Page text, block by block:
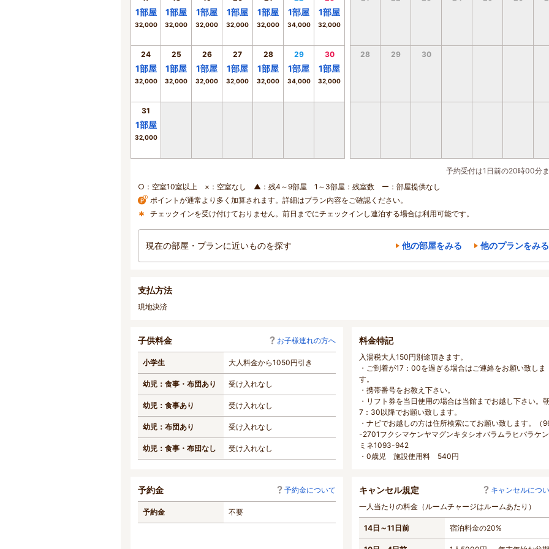
1部屋
32,000
1部屋
32,000
1部屋
32,000
1部屋
32,000
1部屋
32,000
1部屋
34,000
1部屋
32,000
24
1部屋
32,000
25
1部屋
32,000
26
1部屋
32,000
27
1部屋
32,000
28
1部屋
32,000
29
1部屋
34,000
30
1部屋
32,000
31
1部屋
32,000
28 29 30
予約受付は1日前の20時00分
○：空室10室以上 ×：空室なし ▲：残4～9部屋 1～3部屋：残室数 ー：部屋提供なし
ポイントが通常より多く加算されます。詳細はプラン内容をご確認ください。
チェックインを受け付けておりません。前日までにチェックインし連泊する場合は利用可能です。
現在の部屋・プランに近いものを探す 他の部屋をみる 他のプランをみる
支払方法
現地決済
子供料金 お子様連れの方へ
小学生 大人料金から1050円引き
幼児：食事・布団あり 受け入れなし
幼児：食事あり 受け入れなし
幼児：布団あり 受け入れなし
幼児：食事・布団なし 受け入れなし
料金特記
入湯税大人150円別途頂きます。
・ご到着が17：00を過ぎる場合はご連絡をお願い致しま
す。
・携帯番号をお教え下さい。
・リフト券を当日使用の場合は当館までお越し下さい。
7：30以降でお願い致します。
・ナビでお越しの方は住所検索にてお願い致します。（
-2701フクシマケンヤマグンキタシオバラムラヒバラケ
ミネ1093-942
・0歳児 施設使用料 540円
予約金 予約金について
予約金 不要
キャンセル規定
キャンセルにつ
一人当たりの料金（ルームチャージはルームあたり）
14日～11日前 宿泊料金の20%